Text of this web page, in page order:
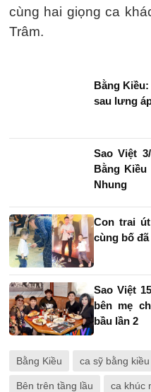
cùng hai giọng ca
Trâm.
Bằng
sau lưng
Sao Việt
Bằng
Nhung
Con trai
cùng bố
Sao Việt
bên mẹ
bầu lần 2
Bằng Kiều ca sỹ bằng kiều
Bên trên tầng lầu ca khúc